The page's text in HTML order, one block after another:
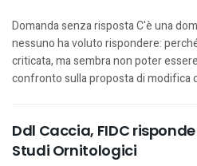
Domanda senza risposta C'è una
nessuno ha voluto rispondere:
criticata, ma sembra non poter
confronto sulla proposta di modifica
Ddl Caccia, FIDC
Studi Ornitologici